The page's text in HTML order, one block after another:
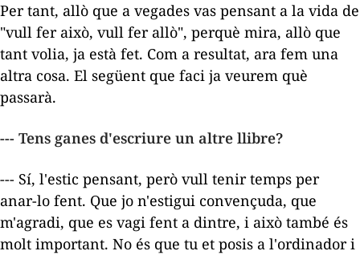
Per tant, allò que a vegades vas pensant a la vida de
"vull fer això, vull fer allò", perquè mira, allò que
tant volia, ja està fet. Com a resultat, ara fem una
altra cosa. El següent que faci ja veurem què
passarà.
--- Tens ganes d'escriure un altre llibre?
--- Sí, l'estic pensant, però vull tenir temps per
anar-lo fent. Que jo n'estigui convençuda, que
m'agradi, que es vagi fent a dintre, i això també és
molt important. No és que tu et posis a l'ordinador i